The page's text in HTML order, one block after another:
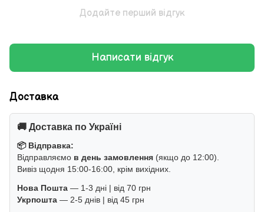
Додайте перший відгук
Написати відгук
Доставка
🚚 Доставка по Україні
📦 Відправка:
Відправляємо в день замовлення (якщо до 12:00).
Вивіз щодня 15:00-16:00, крім вихідних.
Нова Пошта — 1-3 дні | від 70 грн
Укрпошта — 2-5 днів | від 45 грн